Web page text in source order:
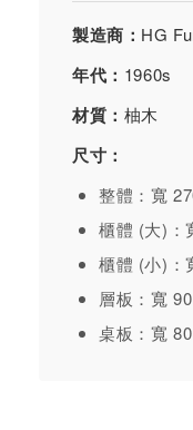
製造商： HG
年代： 1960s
材質： 柚木
尺寸：
整體：寬
櫃體 (大)：
櫃體 (小)：
層板：寬
桌板：寬